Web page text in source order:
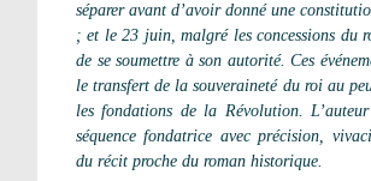
séparer avant d’avoir donné une
; et le 23 juin, malgré les concessions du
de se soumettre à son autorité. Ces
le transfert de la souveraineté du roi au
les fondations de la Révolution.
séquence fondatrice avec précision,
du récit proche du roman historique.